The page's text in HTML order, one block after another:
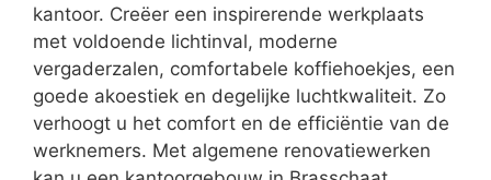
kantoor. Creëer een inspirerende werkplaats
met voldoende lichtinval, moderne
vergaderzalen, comfortabele koffiehoekjes, een
goede akoestiek en degelijke luchtkwaliteit. Zo
verhoogt u het comfort en de efficiëntie van de
werknemers. Met algemene renovatiewerken